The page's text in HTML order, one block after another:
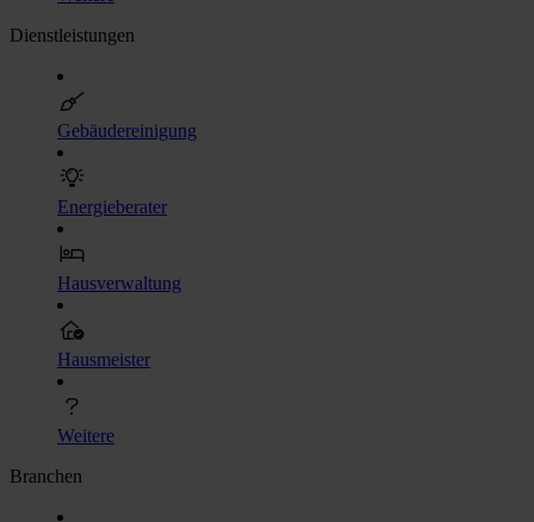
Dienstleistungen
Gebäudereinigung
Energieberater
Hausverwaltung
Hausmeister
Weitere
Branchen